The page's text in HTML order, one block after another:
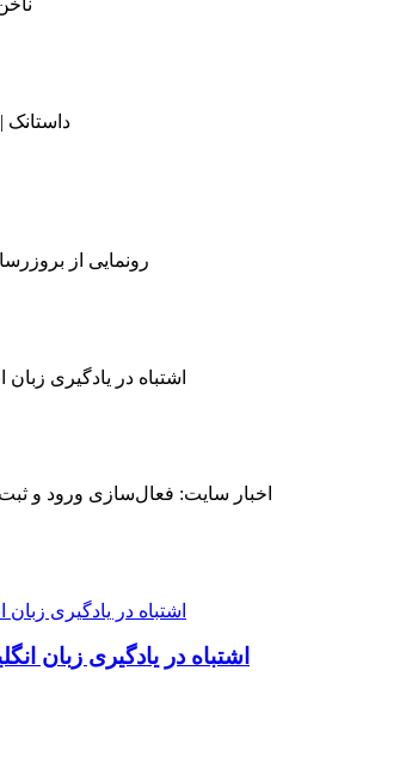
۷ اشتباه در یادگیری زبان